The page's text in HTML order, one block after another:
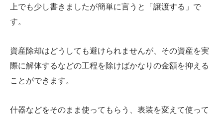
上でも少し書きましたが簡単に言うと「譲渡する」で
す。
資産除却はどうしても避けられませんが、その資産を実
際に解体するなどの工程を除けばかなりの金額を抑える
ことができます。
什器などをそのまま使ってもらう、表装を変えて使って